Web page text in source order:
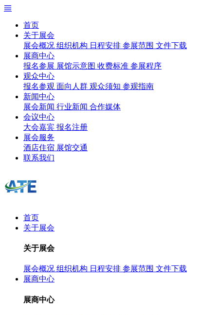
首页
关于展会
展会概况 组织机构 日程安排 参展范围 文件下载
展商中心
报名参展 展馆示意图 收费标准 参展程序
观众中心
报名参观 面向人群 观众须知 参观指南
新闻中心
展会新闻 行业新闻 合作媒体
会议中心
大会嘉宾 报名注册
展会服务
酒店住宿 展馆交通
联系我们
首页
关于展会
关于展会
展会概况 组织机构 日程安排 参展范围 文件下载
展商中心
展商中心